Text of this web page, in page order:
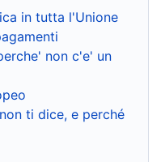
in tutta l'Unione
non c'e' un
ti dice, e perché